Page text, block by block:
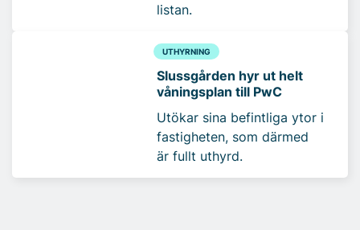
listan.
UTHYRNING
Slussgården hyr ut helt
våningsplan till PwC
Utökar sina befintliga ytor i
fastigheten, som därmed
är fullt uthyrd.